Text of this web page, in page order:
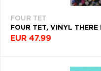
FOUR TET
FOUR TET, VINYL THERE
EUR 47.99